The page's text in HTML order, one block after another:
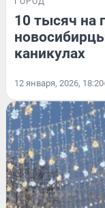
10 тысяч на
каникулах
12 января, 2026, 18:20